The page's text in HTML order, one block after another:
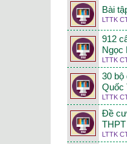
Bài
LTTK
912
Ngọc
LTTK
30 bộ
Quốc
LTTK
Đề
LTTK